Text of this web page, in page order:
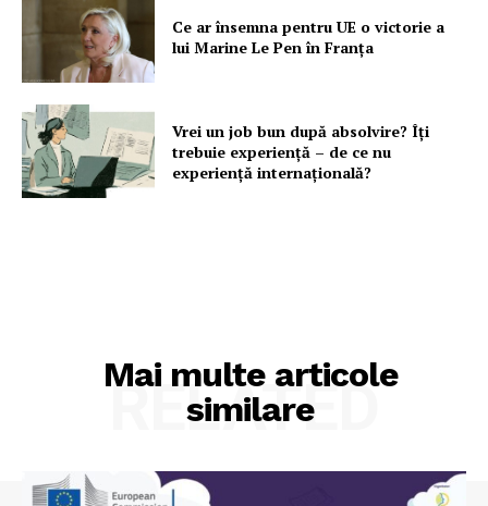
Ce ar însemna pentru UE o victorie a
lui Marine Le Pen în Franța
Vrei un job bun după absolvire? Îți
trebuie experiență – de ce nu
experiență internațională?
Mai multe articole
similare
RELATED